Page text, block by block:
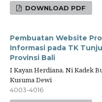
DOWNLOAD PDF
Pembuatan Website
Informasi pada TK
Provinsi Bali
I Kayan Herdiana, Ni Kadek
Kusuma Dewi
4003-4016